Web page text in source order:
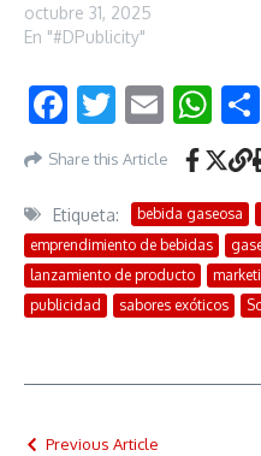
octubre 31, 2025
En "#DPublicity"
Facebook
Twitter
Email
Share this Article
Etiqueta: bebida gaseosa
emprendimiento de bebidas
lanzamiento de producto
publicidad
sabores exóticos
Previous Article